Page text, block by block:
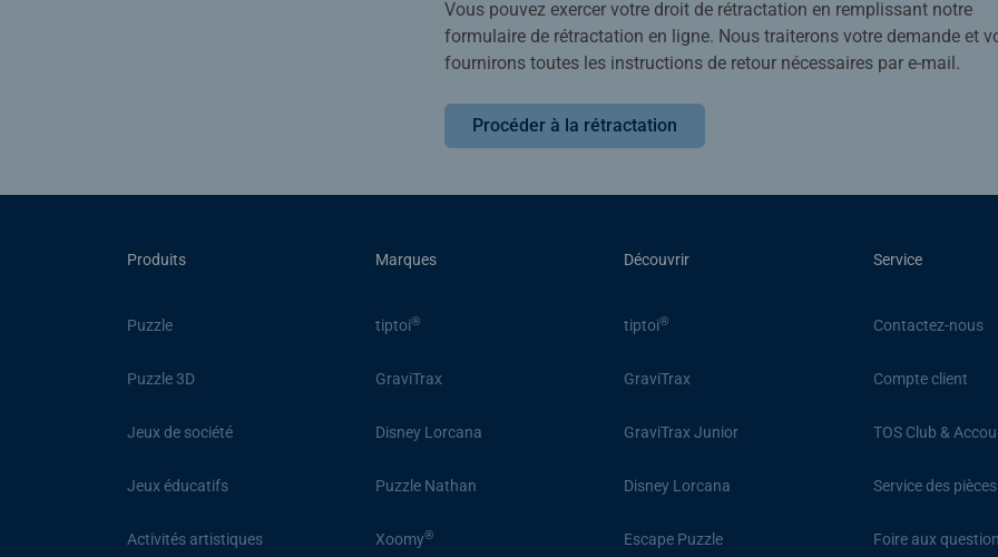
Vous pouvez exercer votre droit de rétractation en remplissant notre
formulaire de rétractation en ligne. Nous traiterons votre demande et
fournirons toutes les instructions de retour nécessaires par e-mail.
Procéder à la rétractation
Produits
Puzzle
Puzzle 3D
Jeux de société
Jeux éducatifs
Activités artistiques
Marques
tiptoi®
GraviTrax
Disney Lorcana
Puzzle Nathan
Xoomy®
Découvrir
tiptoi®
GraviTrax
GraviTrax Junior
Disney Lorcana
Escape Puzzle
Service
Contactez-nous
Compte client
TOS Club &
Service des
Foire aux